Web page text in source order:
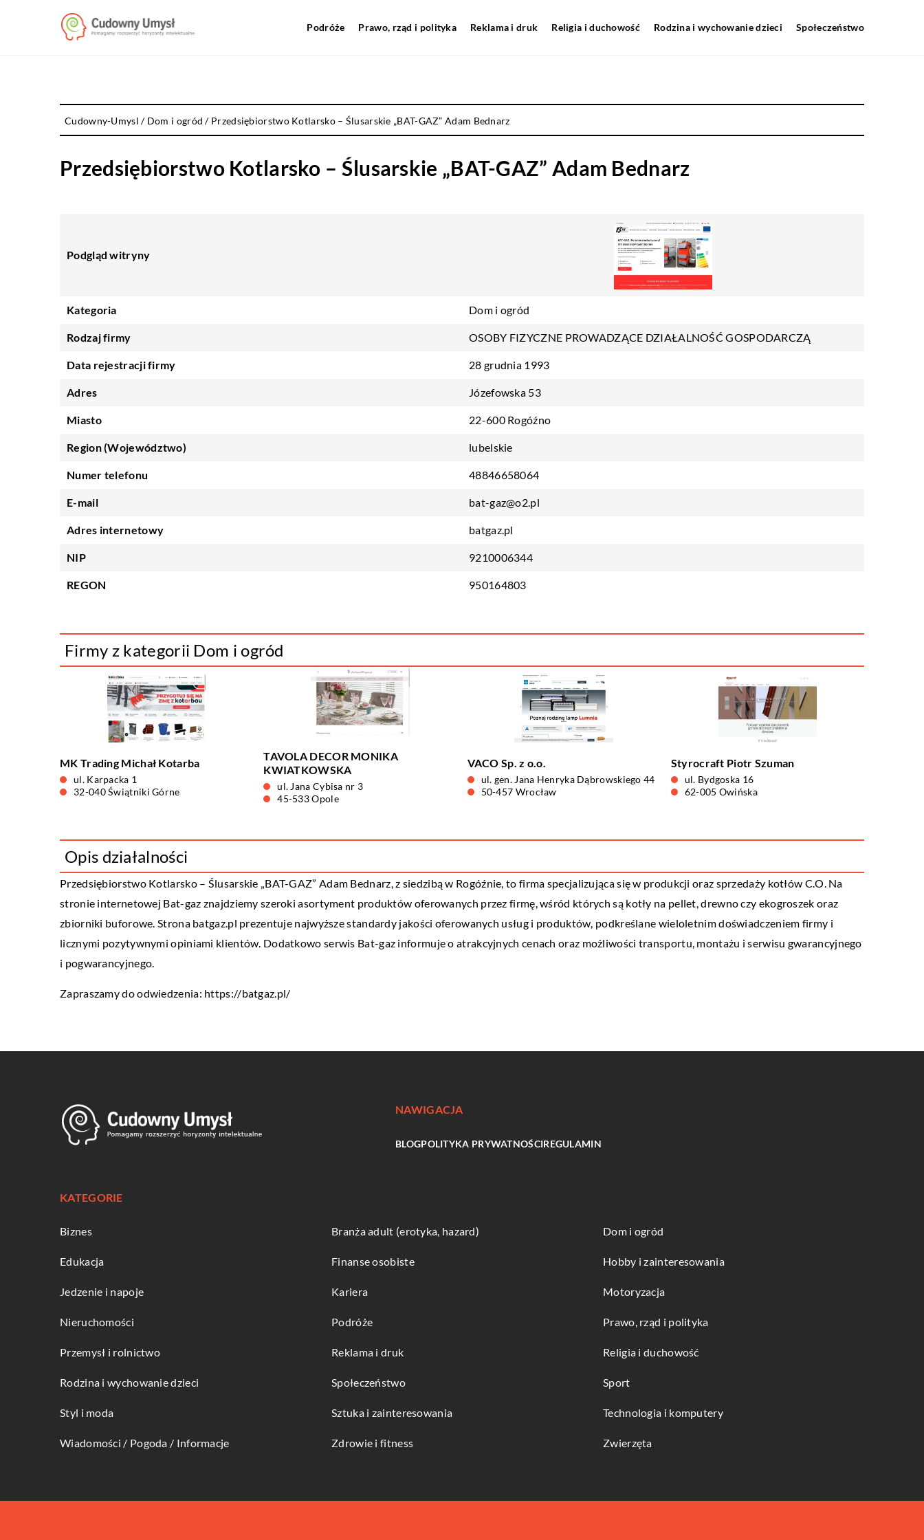
Podróże Prawo, rząd i polityka Reklama i druk Religia i duchowość Rodzina i wychowanie dzieci Społeczeństwo
Cudowny-Umysl / Dom i ogród / Przedsiębiorstwo Kotlarsko – Ślusarskie „BAT-GAZ” Adam Bednarz
Przedsiębiorstwo Kotlarsko – Ślusarskie „BAT-GAZ” Adam Bednarz
Podgląd witryny
Kategoria Dom i ogród
Rodzaj firmy OSOBY FIZYCZNE PROWADZĄCE DZIAŁALNOŚĆ GOSPODARCZĄ
Data rejestracji firmy 28 grudnia 1993
Adres Józefowska 53
Miasto 22-600 Rogóźno
Region (Województwo) lubelskie
Numer telefonu 48846658064
E-mail bat-gaz@o2.pl
Adres internetowy batgaz.pl
NIP 9210006344
REGON 950164803
Firmy z kategorii Dom i ogród
MK Trading Michał Kotarba
ul. Karpacka 1
32-040 Świątniki Górne
TAVOLA DECOR MONIKA
KWIATKOWSKA
ul. Jana Cybisa nr 3
45-533 Opole
VACO Sp. z o.o.
ul. gen. Jana Henryka Dąbrowskiego 44
50-457 Wrocław
Styrocraft Piotr Szuman
ul. Bydgoska 16
62-005 Owińska
Opis działalności
Przedsiębiorstwo Kotlarsko – Ślusarskie „BAT-GAZ” Adam Bednarz, z siedzibą w Rogóźnie, to firma specjalizująca się w produkcji oraz sprzedaży kotłów C.O. Na
stronie internetowej Bat-gaz znajdziemy szeroki asortyment produktów oferowanych przez firmę, wśród których są kotły na pellet, drewno czy ekogroszek oraz
zbiorniki buforowe. Strona batgaz.pl prezentuje najwyższe standardy jakości oferowanych usług i produktów, podkreślane wieloletnim doświadczeniem firmy i
licznymi pozytywnymi opiniami klientów. Dodatkowo serwis Bat-gaz informuje o atrakcyjnych cenach oraz możliwości transportu, montażu i serwisu gwarancyjnego
i pogwarancyjnego.
Zapraszamy do odwiedzenia: https://batgaz.pl/
NAWIGACJA
BLOGPOLITYKA PRYWATNOŚCIREGULAMIN
KATEGORIE
Biznes Branża adult (erotyka, hazard) Dom i ogród
Edukacja Finanse osobiste Hobby i zainteresowania
Jedzenie i napoje Kariera Motoryzacja
Nieruchomości Podróże Prawo, rząd i polityka
Przemysł i rolnictwo Reklama i druk Religia i duchowość
Rodzina i wychowanie dzieci Społeczeństwo Sport
Styl i moda Sztuka i zainteresowania Technologia i komputery
Wiadomości / Pogoda / Informacje Zdrowie i fitness Zwierzęta